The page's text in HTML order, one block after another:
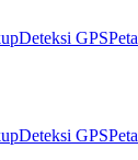
Deteksi GPSPeta
Deteksi GPSPeta